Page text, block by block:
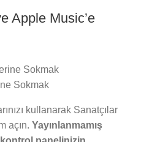
Apple Music’e
Sokmak
kullanarak Sanatçılar
açın. Yayınlanmamış